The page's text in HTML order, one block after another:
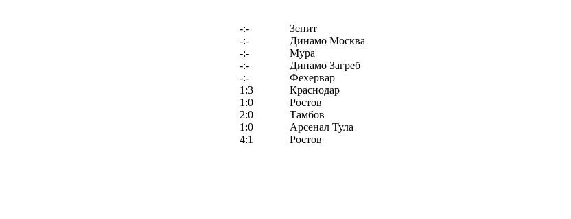
-:-
Зенит
-:-
Динамо Москва
-:-
Мура
-:-
Динамо Загреб
-:-
Фехервар
1:3
Краснодар
1:0
Ростов
2:0
Тамбов
1:0
Арсенал Тула
4:1
Ростов